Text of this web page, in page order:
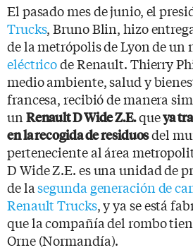
El pasado mes de junio, el
Trucks, Bruno Blin, hizo
de la metrópolis de Lyon de un
eléctricode Renault. Thierry
medio ambiente, salud y
francesa, recibió de manera
un Renault D Wide Z.E.queya
en la recogida de residuosdel
perteneciente al área
D Wide Z.E. es una unidad de
de lasegunda generación de
Renault Trucks, y ya se está
que la compañía del rombo
Orne (Normandía).